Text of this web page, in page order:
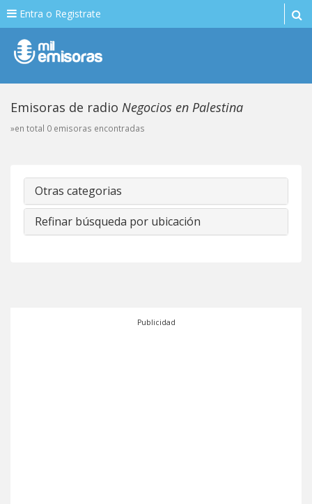
Entra o Registrate
Emisoras de radio Negocios en Palestina
»en total 0 emisoras encontradas
Otras categorias
Refinar búsqueda por ubicación
Publicidad